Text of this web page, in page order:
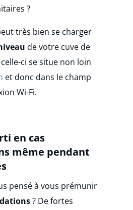
?
très bien se charger
de votre cuve de
ci se situe non loin
et donc dans le champ
Wi-Fi.
en cas
même pendant
pensé à vous prémunir
? De fortes